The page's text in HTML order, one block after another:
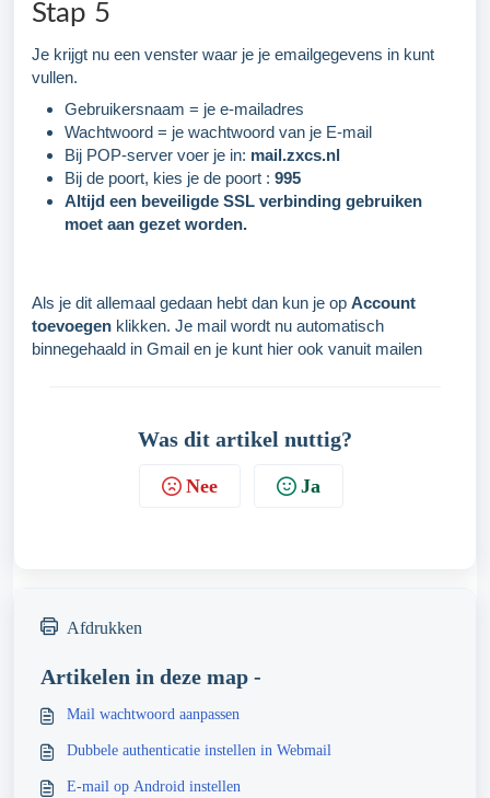
Stap 5
Je krijgt nu een venster waar je je emailgegevens in kunt
vullen.
Gebruikersnaam = je e-mailadres
Wachtwoord = je wachtwoord van je E-mail
Bij POP-server voer je in: mail.zxcs.nl
Bij de poort, kies je de poort : 995
Altijd een beveiligde SSL verbinding gebruiken
moet aan gezet worden.
Als je dit allemaal gedaan hebt dan kun je op Account
toevoegen klikken. Je mail wordt nu automatisch
binnegehaald in Gmail en je kunt hier ook vanuit mailen
Was dit artikel nuttig?
Nee Ja
Afdrukken
Artikelen in deze map -
Mail wachtwoord aanpassen
Dubbele authenticatie instellen in Webmail
E-mail op Android instellen